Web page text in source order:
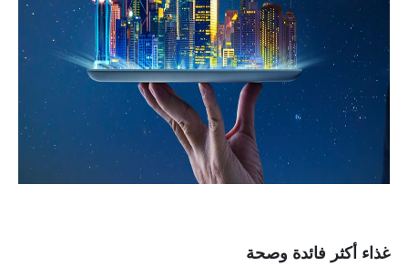
غذاء أكثر فائدة وصحة